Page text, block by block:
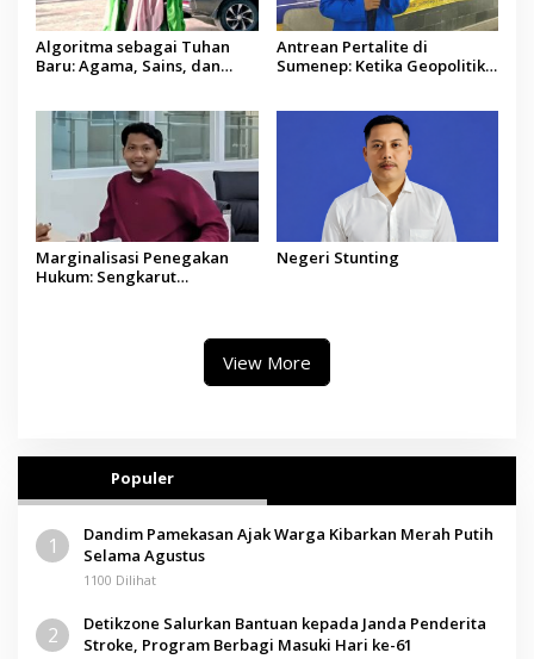
Algoritma sebagai Tuhan
Baru: Agama, Sains, dan
Antrean Pertalite di
Sumenep: Ketika Geopolitik
Marginalisasi Penegakan
Hukum: Sengkarut
Negeri Stunting
View More
Populer
1
Dandim Pamekasan Ajak Warga Kibarkan Merah Putih
Selama Agustus
1100 Dilihat
2
Detikzone Salurkan Bantuan kepada Janda Penderita
Stroke, Program Berbagi Masuki Hari ke-61